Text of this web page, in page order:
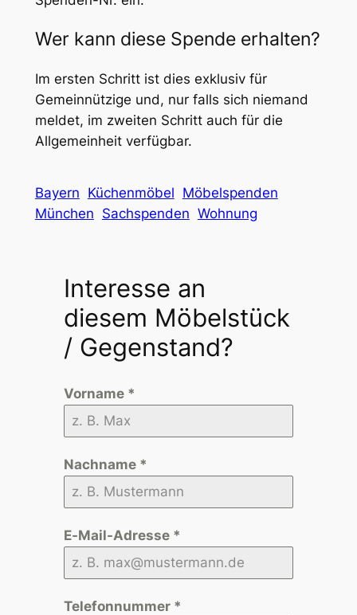
Wer kann diese Spende erhalten?
Im ersten Schritt ist dies exklusiv für
Gemeinnützige und, nur falls sich niemand
meldet, im zweiten Schritt auch für die
Allgemeinheit verfügbar.
Bayern Küchenmöbel Möbelspenden
München Sachspenden Wohnung
Interesse an
diesem Möbelstück
/ Gegenstand?
Vorname *
Nachname *
E-Mail-Adresse *
Telefonnummer *